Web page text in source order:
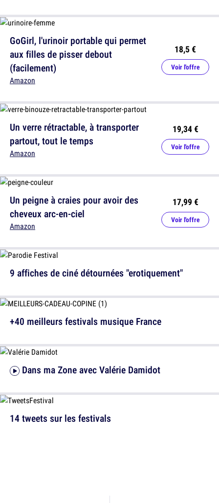
Un verre rétractable, à transporter
partout, tout le temps
Amazon
19,34 €
Voir l'offre
9 affiches de ciné détournées "erotiquement"
+40 meilleurs festivals musique France
Dans ma Zone avec Valérie Damidot
GoGirl, l'urinoir portable qui permet
aux filles de pisser debout
(facilement)
Amazon
18,5 €
Voir l'offre
Un peigne à craies pour avoir des
cheveux arc-en-ciel
Amazon
17,99 €
Voir l'offre
14 tweets sur les festivals